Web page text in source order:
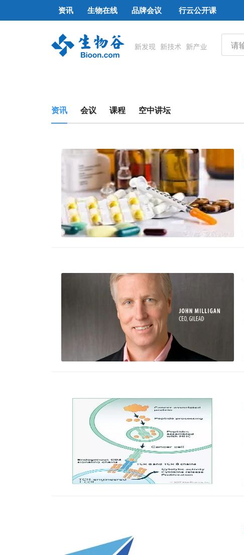
资讯 生物在线 品牌会议 行云公开课
资讯 会议 课程 空中讲坛